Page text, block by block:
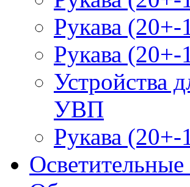
Рукава
Рукава
Устройства
УВП
Рукава (20+-